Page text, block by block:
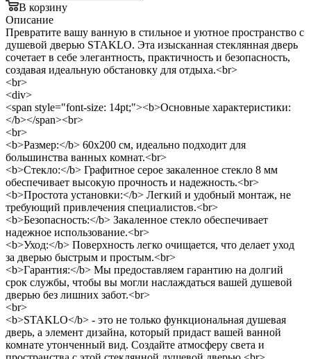
В корзину
Описание
Превратите вашу ванную в стильное и уютное пространство с
душевой дверью STAKLO. Эта изысканная стеклянная дверь
сочетает в себе элегантность, практичность и безопасность,
создавая идеальную обстановку для отдыха.<br>
<br>
<div>
<span style="font-size: 14pt;"><b>Основные характеристики:
</b></span><br>
<br>
<b>Размер:</b> 60x200 см, идеально подходит для
большинства ванных комнат.<br>
<b>Стекло:</b> Графитное серое закаленное стекло 8 мм
обеспечивает высокую прочность и надежность.<br>
<b>Простота установки:</b> Легкий и удобный монтаж, не
требующий привлечения специалистов.<br>
<b>Безопасность:</b> Закаленное стекло обеспечивает
надежное использование.<br>
<b>Уход:</b> Поверхность легко очищается, что делает уход
за дверью быстрым и простым.<br>
<b>Гарантия:</b> Мы предоставляем гарантию на долгий
срок службы, чтобы вы могли наслаждаться вашей душевой
дверью без лишних забот.<br>
<br>
<b>STAKLO</b> - это не только функциональная душевая
дверь, а элемент дизайна, который придаст вашей ванной
комнате утонченный вид. Создайте атмосферу света и